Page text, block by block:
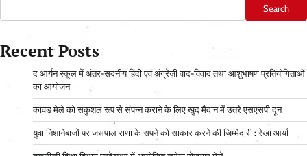
Search
Recent Posts
द आर्यन स्कूल में अंतर-सदनीय हिंदी एवं अंग्रेज़ी वाद-विवाद तथा आशुभाषण प्रतियोगिताओं
का आयोजन
कावड़ मेले को सकुशल रूप से संपन्न कराने के लिए खुद मैदान में उतरे एसएसपी दून
युवा निशानेबाजों पर जसपाल राणा के सपने को साकार करने की जिम्मेदारी : रेखा आर्या